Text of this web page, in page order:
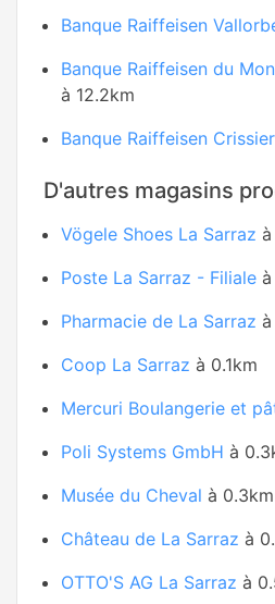
Banque Raiffeisen
Banque Raiffeisen du
à 12.2km
Banque Raiffeisen Crissier
D'autres magasins
Vögele Shoes La Sarraz
Poste La Sarraz - Filiale à
Pharmacie de La Sarraz à
Coop La Sarraz à 0.1km
Mercuri Boulangerie et
Poli Systems GmbH à
Musée du Cheval à 0.3km
Château de La Sarraz à
OTTO'S AG La Sarraz à